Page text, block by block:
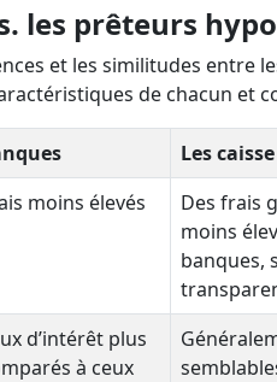
les prêteurs
et les similitudes entre
de chacun et
Les
moins élevés
Des frais
moins
banques,
d’intérêt plus
à ceux